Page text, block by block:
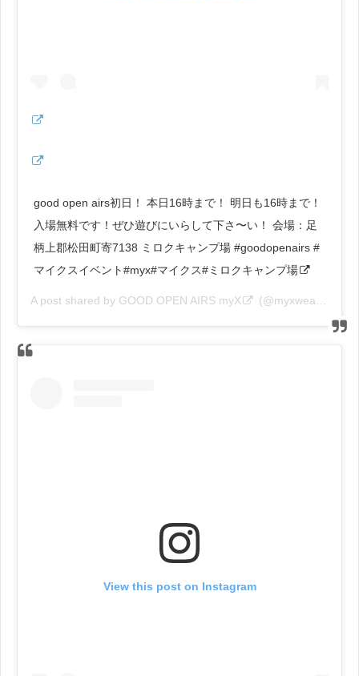
good open airs初日！ 本日16時まで！ 明日も16時まで！
入場無料です！ぜひ遊びにいらして下さ〜い！ 会場：足
柄上郡松田町寄7138 ミロクキャンプ場 #goodopenairs #
マイクスイベント#myx#マイクス#ミロクキャンプ場
A post shared by GOOD OPEN AIRS myX (@myxwear) on
View this post on Instagram